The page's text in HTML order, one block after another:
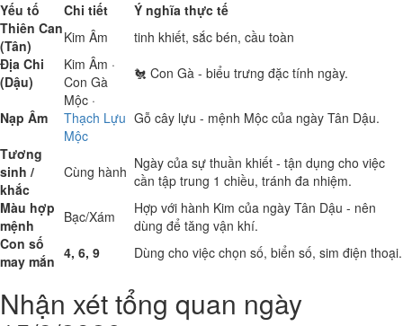
Yếu tố
Chi tiết
Ý nghĩa thực tế
Thiên Can
(Tân)
Kim Âm
tinh khiết, sắc bén, cầu toàn
Địa Chi
(Dậu)
Kim Âm ·
Con Gà
🐔 Con Gà - biểu trưng đặc tính ngày.
Nạp Âm
Mộc ·
Thạch Lựu
Mộc
Gỗ cây lựu - mệnh Mộc của ngày Tân Dậu.
Tương
sinh /
khắc
Cùng hành Ngày của sự thuần khiết - tận dụng cho việc
cần tập trung 1 chiều, tránh đa nhiệm.
Màu hợp
mệnh
Bạc/Xám
Hợp với hành Kim của ngày Tân Dậu - nên
dùng để tăng vận khí.
Con số
may mắn 4, 6, 9 Dùng cho việc chọn số, biển số, sim điện thoại.
Nhận xét tổng quan ngày